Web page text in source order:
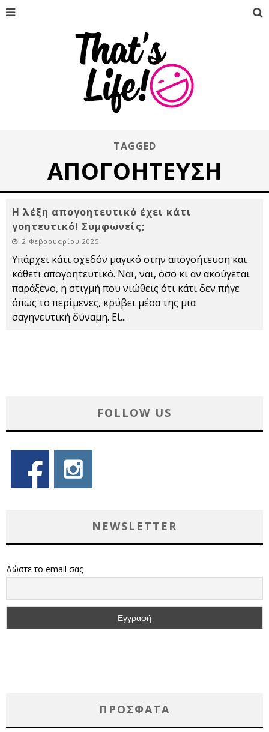
TAGGED
ΑΠΟΓΟΉΤΕΥΣΗ
Η λέξη απογοητευτικό έχει κάτι
γοητευτικό! Συμφωνείς;
2 Φεβρουαρίου 2025
Υπάρχει κάτι σχεδόν μαγικό στην απογοήτευση και
κάθετι απογοητευτικό. Ναι, ναι, όσο κι αν ακούγεται
παράξενο, η στιγμή που νιώθεις ότι κάτι δεν πήγε
όπως το περίμενες, κρύβει μέσα της μια
σαγηνευτική δύναμη. Εί...
FOLLOW US
NEWSLETTER
Δώστε το email σας
ΠΡΌΣΦΑΤΑ